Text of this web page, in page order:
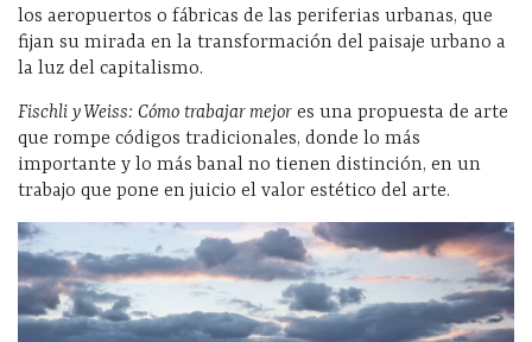
los aeropuertos o fábricas de las periferias urbanas, que
fijan su mirada en la transformación del paisaje urbano a
la luz del capitalismo.
Fischli y Weiss: Cómo trabajar mejor es una propuesta de arte
que rompe códigos tradicionales, donde lo más
importante y lo más banal no tienen distinción, en un
trabajo que pone en juicio el valor estético del arte.